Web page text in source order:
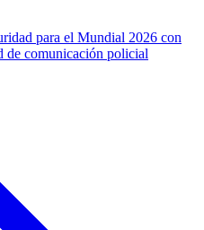
para el Mundial 2026 con
de comunicación policial